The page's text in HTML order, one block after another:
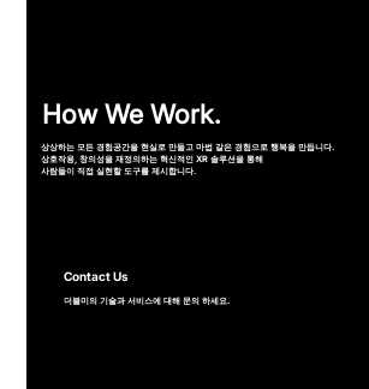
How We Work.
상상하는 모든 경험공간을 현실로 만들고 마법 같은 경험으로 행복을 만듭니다.
상호작용, 창의성을 재정의하는 혁신적인 XR 솔루션을 통해
사람들이 직접 실현할 도구를 제시합니다.
Contact Us
​더블미의 기술과 서비스에 대해 문의 하세요.